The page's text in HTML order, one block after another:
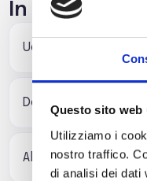
Questo sito
Utilizziamo i
nostro traffico.
di analisi dei dati
In quale
Uomo
Donna
Altro